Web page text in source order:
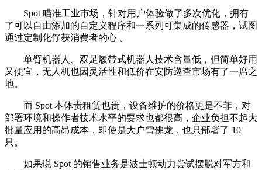
Spot 瞄准工业市场，针对用户体验做了多次优化，拥有
了可以自由添加的自定义程序和一系列可集成的传感器，试图
通过定制化俘获消费者的心 。
单臂机器人、双足履带式机器人技术含量低，但简单好用
又便宜，无人机也因灵活性和低价在安防巡查市场有了一席之
地。
而 Spot 本体贵租赁也贵，设备维护的价格更是不菲，对
部署环境和操作者技术水平的要求也都很高，企业负担不起大
批量应用的高昂成本，即使是大户雪佛龙，也只部署了 10
只。
如果说 Spot 的销售业务是波士顿动力尝试摆脱对军方和